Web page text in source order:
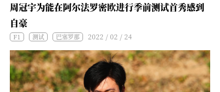
周冠宇为能在阿尔法罗密欧进行季前测试首秀感到
自豪
F1 测试 巴塞罗那 2022 / 02 / 24